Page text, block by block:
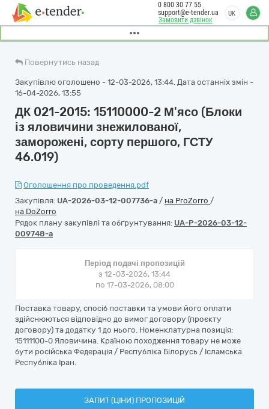
Замовити дзвінок
0 800 30 77 55
support@e-tender.ua
UK
Повернутись назад
Закупівлю оголошено - 12-03-2026, 13:44. Дата останніх змін -
16-04-2026, 13:55
ДК 021-2015: 15110000-2 М'ясо (Блоки
із яловичини знежилованої,
заморожені, сорту першого, ГСТУ
46.019)
Оголошення про проведення.pdf
Закупівля: UA-2026-03-12-007736-a / на ProZorro /
на DoZorro
Рядок плану закупівлі та обґрунтування: UA-P-2026-03-12-
009748-a
Період подачі пропозицій
з 12-03-2026, 13:44
по 17-03-2026, 08:00
Поставка товару, спосіб поставки та умови його оплати
здійснюються відповідно до вимог договору (проєкту
договору) та додатку 1 до нього. Номенклатурна позиція:
15111100-0 Яловичина. Країною походження товару не може
бути російська Федерація / Республіка Білорусь / Ісламська
Республіка Іран.
ЗАПИТ (ЦІНИ) ПРОПОЗИЦІЙ